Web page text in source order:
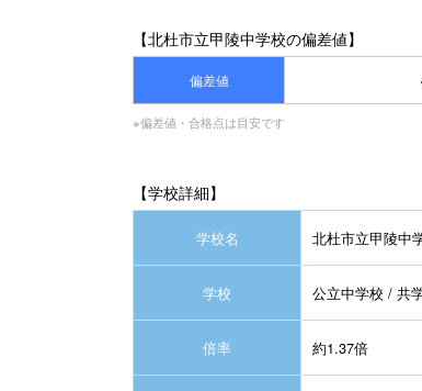
【北杜市立甲陵中学校の偏差値】
偏差値
※偏差値・合格点は目安です
【学校詳細】
学校名 北杜市立甲陵中
学校 公立中学校 / 共
倍率 約1.37倍